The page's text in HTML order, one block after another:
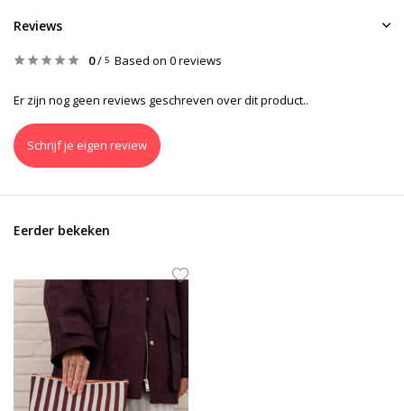
Reviews
0/ 5 Based on 0 reviews
Er zijn nog geen reviews geschreven over dit product..
Schrijf je eigen review
Eerder bekeken